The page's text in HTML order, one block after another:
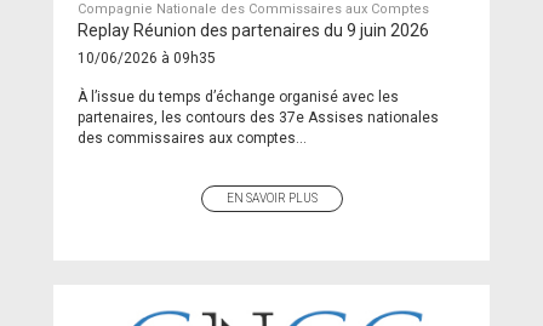
Compagnie Nationale des Commissaires aux Comptes
Replay Réunion des partenaires du 9 juin 2026
10/06/2026 à 09h35
À l’issue du temps d’échange organisé avec les
partenaires, les contours des 37e Assises nationales
des commissaires aux comptes...
EN SAVOIR PLUS